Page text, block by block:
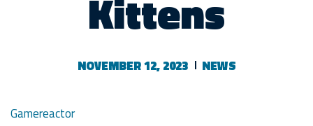
NOVEMBER 12, 2023 NEWS
Gamereactor